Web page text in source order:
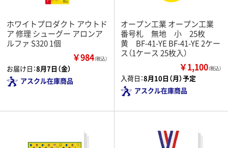
ホワイトプロダクト アウトド
ア 修理 シューグー アロンア
ルファ S320 1個
￥984（税込）
お届け日：8月7日（金）
アスクル在庫商品
オープン工業 オープン工業
番号札 無地 小 25枚
黄 BF-41-YE BF-41-YE 2ケー
ス（1ケース 25枚入）
￥1,100（税込）
入荷日：8月10日（月）予定
アスクル在庫商品